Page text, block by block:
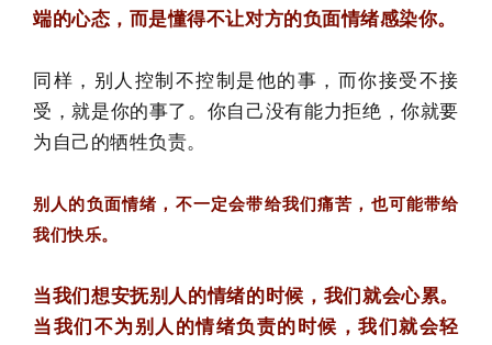
端的心态，而是懂得不让对方的负面情绪感染你。
同样，别人控制不控制是他的事，而你接受不接
受，就是你的事了。你自己没有能力拒绝，你就要
为自己的牺牲负责。
别人的负面情绪，不一定会带给我们痛苦，也可能带给
我们快乐。
当我们想安抚别人的情绪的时候，我们就会心累。
当我们不为别人的情绪负责的时候，我们就会轻